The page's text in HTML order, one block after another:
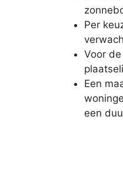
Per
Voor
Een
een